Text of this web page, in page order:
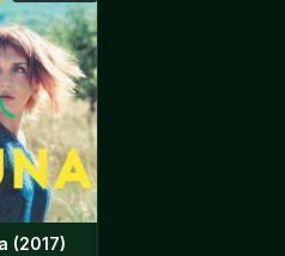
(2017)